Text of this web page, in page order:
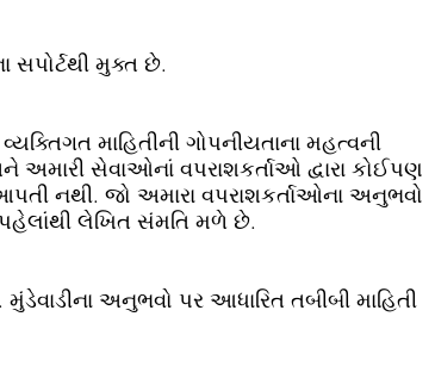
મુક્ત છે.
માહિતીની ગોપનીયતાના મહત્વની
અમારી સેવાઓનાં વપરાશકર્તાઓ દ્વારા કોઈપણ
નથી. જો અમારા વપરાશકર્તાઓના અનુભવો
પહેલાંથી લેખિત સંમતિ મળે છે.
અનુભવો પર આધારિત તબીબી માહિતી